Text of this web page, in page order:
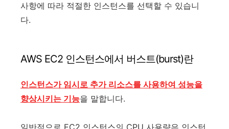
사항에 따라 적절한 인스턴스를 선택할 수 있습니
다.
AWS EC2 인스턴스에서 버스트(burst)란
인스턴스가 임시로 추가 리소스를 사용하여 성능을
향상시키는 기능을 말합니다.
일반적으로 EC2 인스턴스의 CPU 사용량은 인스턴